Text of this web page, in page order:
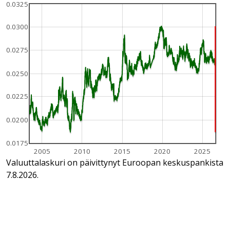
2005 2010 2015 2020 2025
0.0175
0.0200
0.0225
0.0250
0.0275
0.0300
0.0325
Valuuttalaskuri on päivittynyt Euroopan keskuspankista
7.8.2026.